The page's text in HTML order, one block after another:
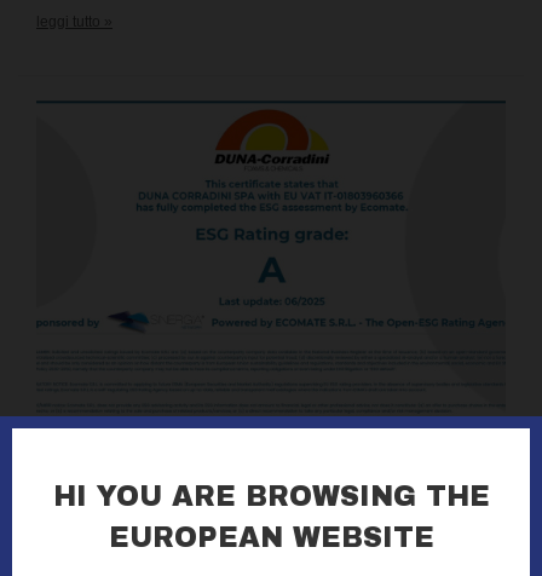
leggi tutto »
RATING A
HI YOU ARE BROWSING THE
EUROPEAN WEBSITE